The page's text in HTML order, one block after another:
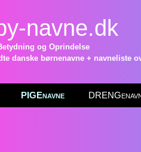
navne.dk
og Oprindelse
danske børnenavne + navneliste
PIGEnavne